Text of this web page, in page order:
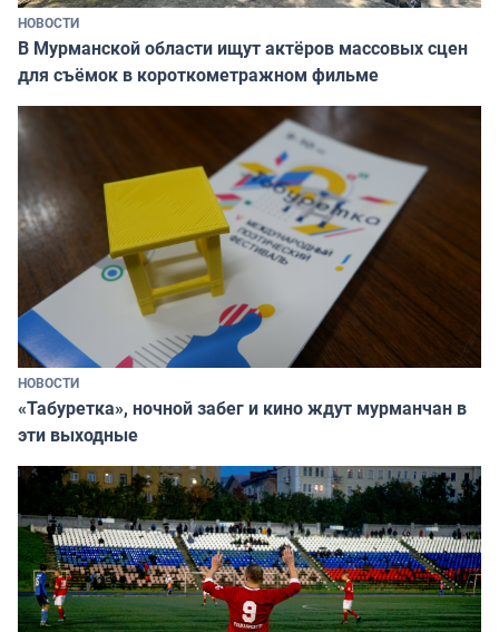
НОВОСТИ
В Мурманской области ищут актёров массовых сцен
для съёмок в короткометражном фильме
НОВОСТИ
«Табуретка», ночной забег и кино ждут мурманчан в
эти выходные